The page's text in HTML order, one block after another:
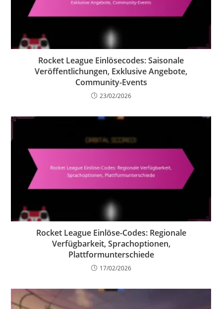
Rocket League Einlösecodes: Saisonale
Veröffentlichungen, Exklusive Angebote,
Community-Events
23/02/2026
Rocket League Einlöse-Codes: Regionale
Verfügbarkeit, Sprachoptionen,
Plattformunterschiede
17/02/2026